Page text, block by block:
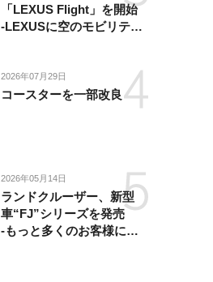
「LEXUS Flight」を開始
-LEXUSに空のモビリティ
2026年07月29日
コースターを一部改良
2026年05月14日
ランドクルーザー、新型
車“FJ”シリーズを発売
-もっと多くのお客様にラ